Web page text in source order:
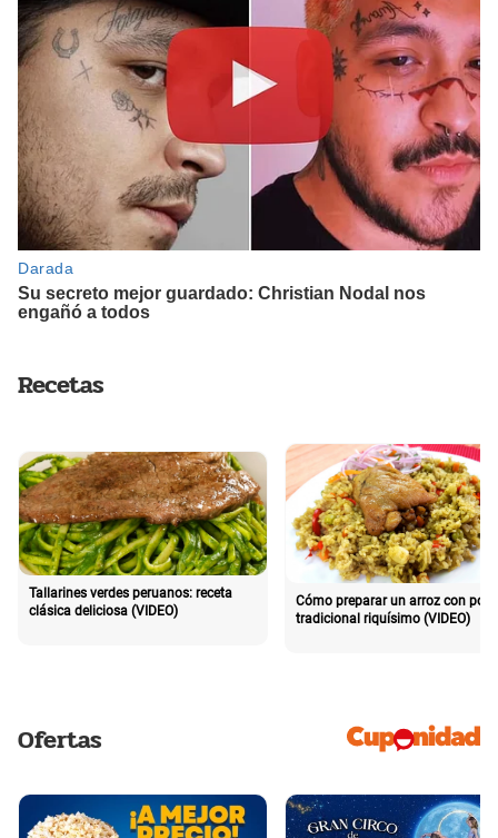
Recetas
Tallarines verdes peruanos: receta
clásica deliciosa (VIDEO)
Cómo preparar un arroz con pollo
tradicional riquísimo (VIDEO)
Ofertas